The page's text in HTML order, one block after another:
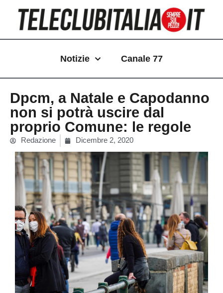
contenuto
Notizie Canale 77
Dpcm, a Natale e Capodanno
non si potrà uscire dal
proprio Comune: le regole
Redazione Dicembre 2, 2020